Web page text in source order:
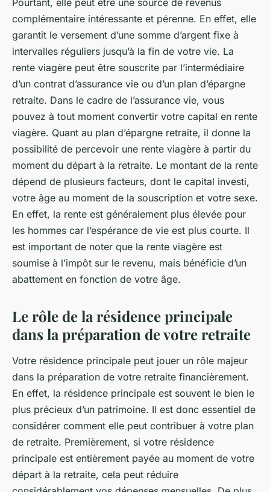
Pourtant, elle peut être une source de revenus
complémentaire intéressante et pérenne. En effet, elle
garantit le versement d’une somme d’argent fixe à
intervalles réguliers jusqu’à la fin de votre vie. La
rente viagère peut être souscrite par l’intermédiaire
d’un contrat d’assurance vie ou d’un plan d’épargne
retraite. Dans le cadre de l’assurance vie, vous
pouvez à tout moment convertir votre capital en rente
viagère. Quant au plan d’épargne retraite, il donne la
possibilité de percevoir une rente viagère à partir du
moment du départ à la retraite. Le montant de la rente
dépend de plusieurs facteurs, dont le capital investi,
votre âge au moment de la souscription et votre sexe.
En effet, la rente est généralement plus élevée pour
les hommes car l’espérance de vie est plus courte. Il
est important de noter que la rente viagère est
soumise à l’impôt sur le revenu, mais bénéficie d’un
abattement en fonction de votre âge.
Le rôle de la résidence principale
dans la préparation de votre retraite
Votre résidence principale peut jouer un rôle majeur
dans la préparation de votre retraite financièrement.
En effet, la résidence principale est souvent le bien le
plus précieux d’un patrimoine. Il est donc essentiel de
considérer comment elle peut contribuer à votre plan
de retraite. Premièrement, si votre résidence
principale est entièrement payée au moment de votre
départ à la retraite, cela peut réduire